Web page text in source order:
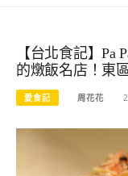
【台北食記】Pa
的燉飯名店！東
愛食記 周花花